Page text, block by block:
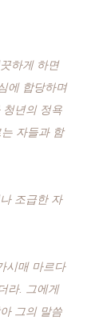
하게 하면
에 합당하며
청년의 정욕
자들과 함
조급한 자
시매 마르다
라. 그에게
그의 말씀